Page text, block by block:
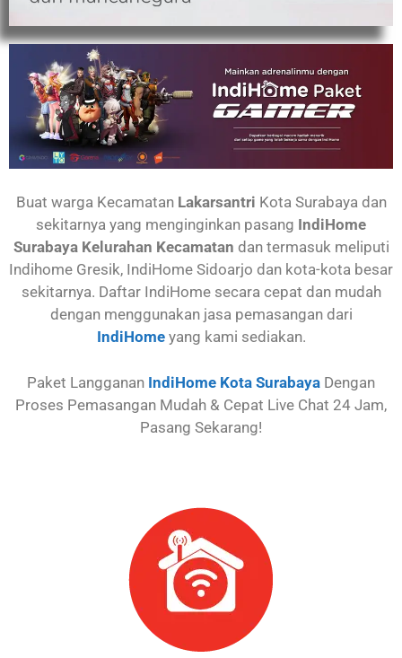
Buat warga Kecamatan Lakarsantri Kota Surabaya dan
sekitarnya yang menginginkan pasang IndiHome
Surabaya Kelurahan Kecamatan dan termasuk meliputi
Indihome Gresik, IndiHome Sidoarjo dan kota-kota besar
sekitarnya. Daftar IndiHome secara cepat dan mudah
dengan menggunakan jasa pemasangan dari
IndiHome yang kami sediakan.
Paket Langganan IndiHome Kota Surabaya Dengan
Proses Pemasangan Mudah & Cepat Live Chat 24 Jam,
Pasang Sekarang!